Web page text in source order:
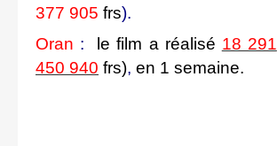
377 905 frs).
Oran : le film a réalisé 18 291
450 940 frs), en 1 semaine.